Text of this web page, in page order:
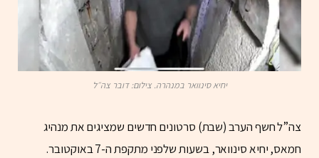
יחיא סינוואר במנהרה. צילום: דובר צה״ל
צה”ל חשף הערב (שבת) סרטונים חדשים שמציגים את מנהיג
חמאס, יחיא סינוואר, בשעות שלפני מתקפת ה-7 באוקטובר.